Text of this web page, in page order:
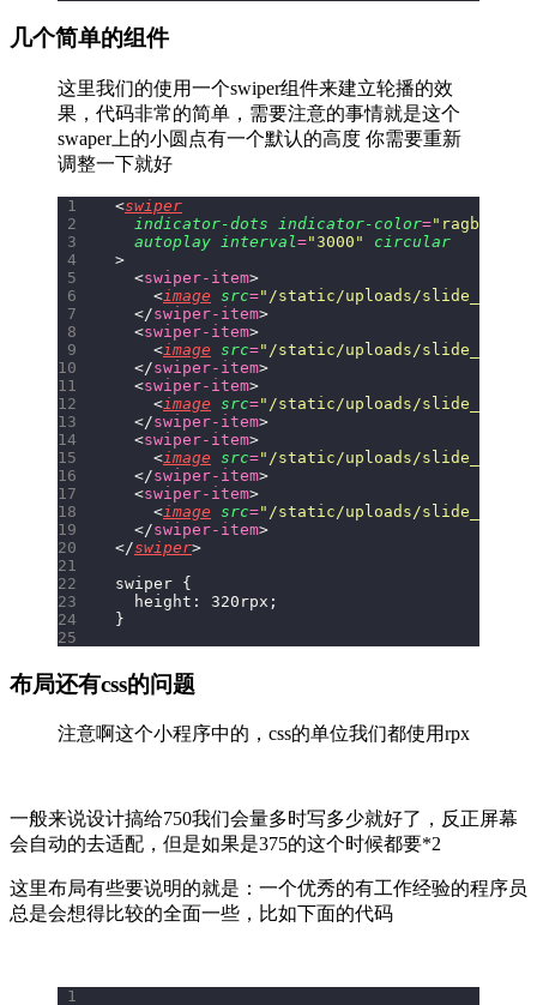
几个简单的组件
这里我们的使用一个swiper组件来建立轮播的效
果，代码非常的简单，需要注意的事情就是这个
swaper上的小圆点有一个默认的高度 你需要重新
调整一下就好
<swiper
  indicator-dots
indicator-color="
  autoplay
interval="3000 "
circular
>
  <
swiper-item>
    <
image src=" /static/uploads/slide_1.jpg
  </
swiper-item>
  <
swiper-item>
    <
image src=" /static/uploads/slide_2.jpg
  </
swiper-item>
  <
swiper-item>
    <
image src=" /static/uploads/slide_3.jpg
  </
swiper-item>
  <
swiper-item>
    <
image src=" /static/uploads/slide_4.jpg
  </
swiper-item>
  <
swiper-item>
    <
image src=" /static/uploads/slide_5.jpg
  </
swiper-item>
</swiper>
swiper {
  height: 320rpx;
}
布局还有css的问题
注意啊这个小程序中的，css的单位我们都使用rpx
一般来说设计搞给750我们会量多时写多少就好了，反正屏幕
会自动的去适配，但是如果是375的这个时候都要*2
这里布局有些要说明的就是：一个优秀的有工作经验的程序员
总是会想得比较的全面一些，比如下面的代码